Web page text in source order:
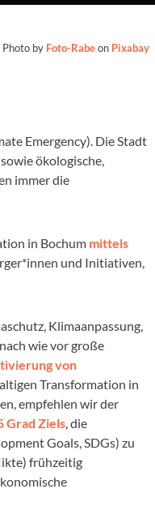
Photo by Foto-Rabeon Pixabay
Emergency). Die Stadt
ökologische,
immer die
in Bochum mittels
*innen und Initiativen,
Klimaanpassung,
wie vor große
von
Transformation in
empfehlen wir der
Grad Ziels, die
Goals, SDGs) zu
frühzeitig